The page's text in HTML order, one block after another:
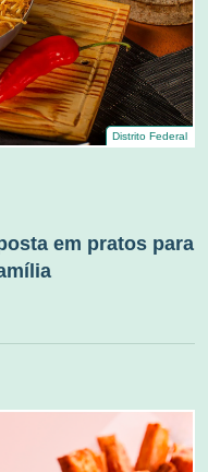
Distrito Federal
em pratos para